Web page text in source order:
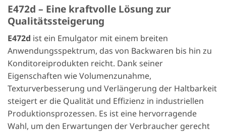
E472d – Eine kraftvolle Lösung zur
Qualitätssteigerung
E472d ist ein Emulgator mit einem breiten
Anwendungsspektrum, das von Backwaren bis hin zu
Konditoreiprodukten reicht. Dank seiner
Eigenschaften wie Volumenzunahme,
Texturverbesserung und Verlängerung der Haltbarkeit
steigert er die Qualität und Effizienz in industriellen
Produktionsprozessen. Es ist eine hervorragende
Wahl, um den Erwartungen der Verbraucher gerecht